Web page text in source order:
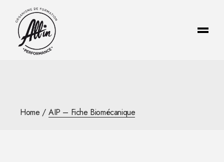
content
Home AIP – Fiche Biomécanique